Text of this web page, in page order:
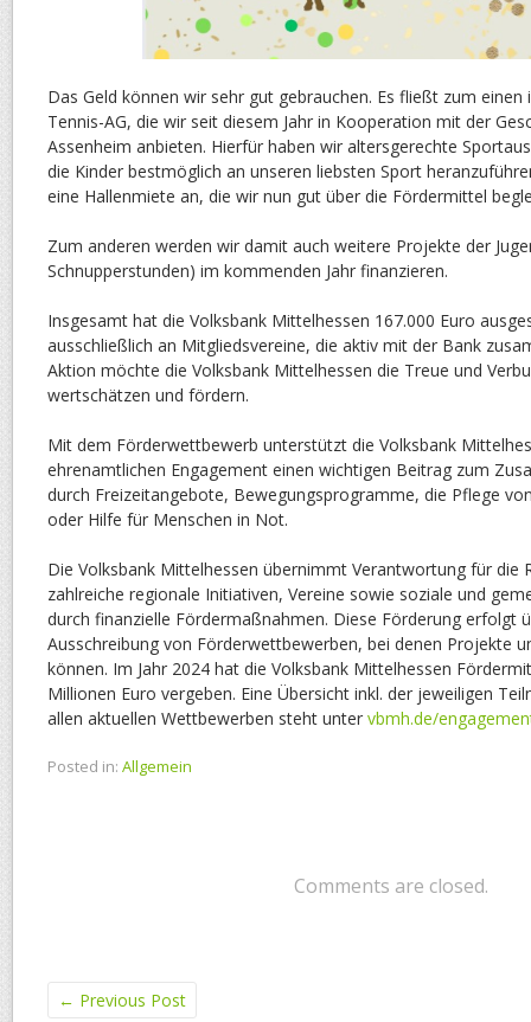
Das Geld können wir sehr gut gebrauchen. Es fließt zum
Tennis-AG, die wir seit diesem Jahr in Kooperation mit der
Assenheim anbieten. Hierfür haben wir altersgerechte
die Kinder bestmöglich an unseren liebsten Sport
eine Hallenmiete an, die wir nun gut über die Fördermittel
Zum anderen werden wir damit auch weitere Projekte der
Schnupperstunden) im kommenden Jahr finanzieren.
Insgesamt hat die Volksbank Mittelhessen 167.000 Euro
ausschließlich an Mitgliedsvereine, die aktiv mit der Bank
Aktion möchte die Volksbank Mittelhessen die Treue und
wertschätzen und fördern.
Mit dem Förderwettbewerb unterstützt die Volksbank
ehrenamtlichen Engagement einen wichtigen Beitrag zum
durch Freizeitangebote, Bewegungsprogramme, die Pflege
oder Hilfe für Menschen in Not.
Die Volksbank Mittelhessen übernimmt Verantwortung für die
zahlreiche regionale Initiativen, Vereine sowie soziale und
durch finanzielle Fördermaßnahmen. Diese Förderung erfolgt
Ausschreibung von Förderwettbewerben, bei denen Projekte
können. Im Jahr 2024 hat die Volksbank Mittelhessen
Millionen Euro vergeben. Eine Übersicht inkl. der jeweiligen
allen aktuellen Wettbewerben steht unter vbmh.de/
Posted in: Allgemein
Comments are closed.
← Previous Post